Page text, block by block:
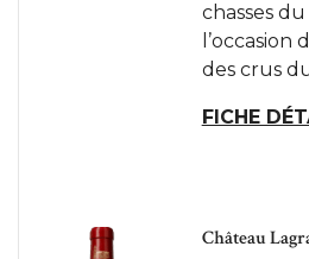
chasses du
l’occasion
des crus
FICHE
Château